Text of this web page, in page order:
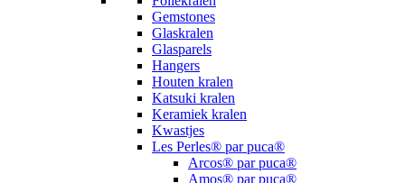
Gemstones
Glaskralen
Glasparels
Hangers
Houten kralen
Katsuki kralen
Keramiek kralen
Kwastjes
Les Perles® par puca®
Arcos® par puca®
Amos® par puca®